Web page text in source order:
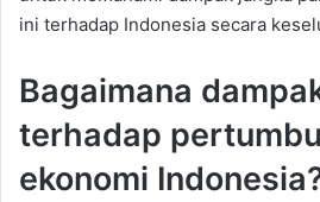
ini terhadap Indonesia secara
Bagaimana
terhadap
ekonomi